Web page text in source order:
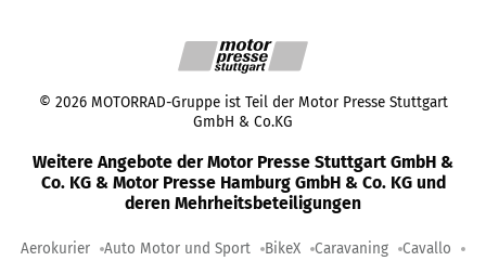
© 2026 MOTORRAD-Gruppe ist Teil der Motor Presse Stuttgart
GmbH & Co.KG
Weitere Angebote der Motor Presse Stuttgart GmbH &
Co. KG & Motor Presse Hamburg GmbH & Co. KG und
deren Mehrheitsbeteiligungen
Aerokurier Auto Motor und Sport BikeX Caravaning Cavallo